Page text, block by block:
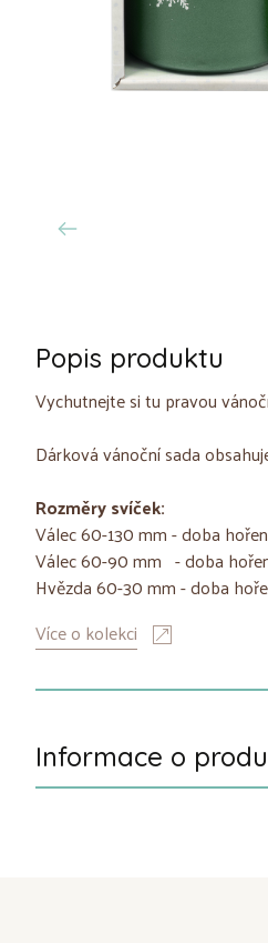
Popis produktu
Vychutnejte si tu pravou
Dárková vánoční sada
Rozměry svíček:
Válec 60-130 mm - doba
Válec 60-90 mm - doba
Hvězda 60-30 mm - doba
Více o kolekci
Informace o